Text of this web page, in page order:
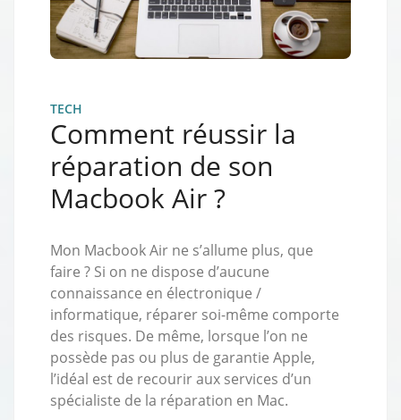
TECH
Comment réussir la
réparation de son
Macbook Air ?
Mon Macbook Air ne s’allume plus, que
faire ? Si on ne dispose d’aucune
connaissance en électronique /
informatique, réparer soi-même comporte
des risques. De même, lorsque l’on ne
possède pas ou plus de garantie Apple,
l’idéal est de recourir aux services d’un
spécialiste de la réparation en Mac.